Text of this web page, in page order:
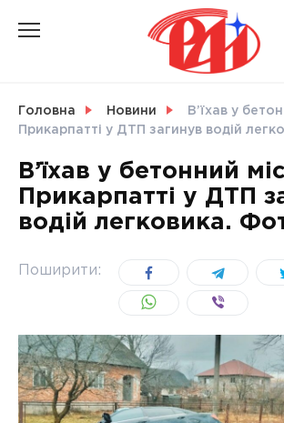
Головна Новини
В’їхав у
Прикарпатті у ДТП загинув водій
В’їхав у бетонний
Прикарпатті у ДТП
водій легковика.
Поширити: